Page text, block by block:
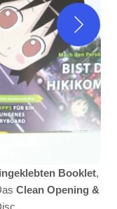
Booklet,
Clean Opening &